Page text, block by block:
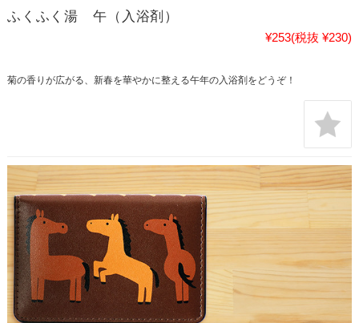
ふくふく湯 午（入浴剤）
¥253(税抜 ¥230)
菊の香りが広がる、新春を華やかに整える午年の入浴剤をどうぞ！